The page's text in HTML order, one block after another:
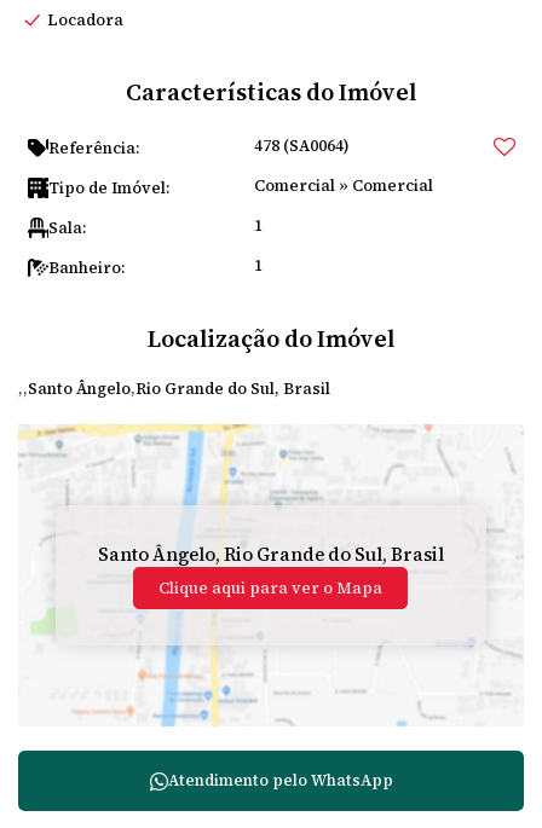
Locadora
Características do Imóvel
Referência: 478 (SA0064)
Tipo de Imóvel: Comercial » Comercial
Sala: 1
Banheiro: 1
Localização do Imóvel
Santo Ângelo Rio Grande do Sul, Brasil
Santo Ângelo,Rio Grande do Sul,Brasil
Clique aqui para ver o Mapa
Atendimento peloWhatsApp